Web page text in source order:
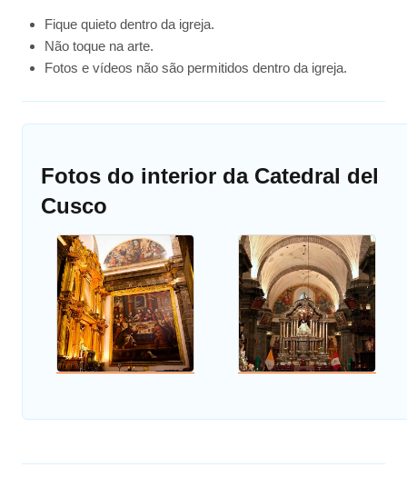
Fique quieto dentro da igreja.
Não toque na arte.
Fotos e vídeos não são permitidos dentro da igreja.
Fotos do interior da Catedral del
Cusco